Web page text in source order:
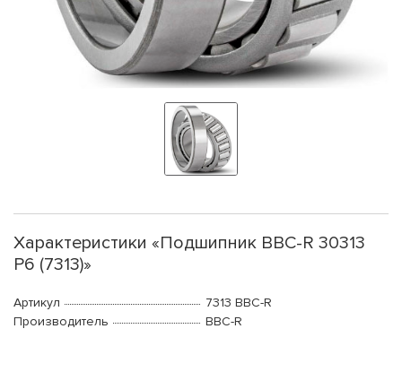
Характеристики «Подшипник BBC-R 30313
P6 (7313)»
Артикул
7313 BBC-R
Производитель
BBC-R